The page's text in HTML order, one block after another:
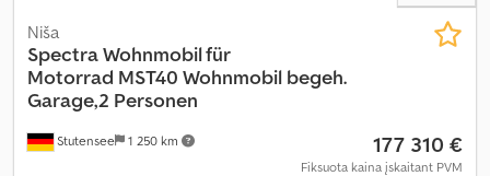
Stutensee 1 250 km
Niša
Spectra Wohnmobil für
Motorrad MST40 Wohnmobil begeh.
Garage,2 Personen
177 310 €
Fiksuota kaina įskaitant PVM